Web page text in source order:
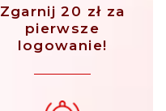
Zgarnij 20 zł za
pierwsze
logowanie!